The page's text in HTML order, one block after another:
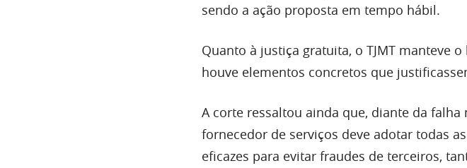
sendo a ação proposta em tempo hábil.
Quanto à justiça gratuita, o TJMT manteve
houve elementos concretos que
A corte ressaltou ainda que, diante da falha
fornecedor de serviços deve adotar todas
eficazes para evitar fraudes de terceiros,